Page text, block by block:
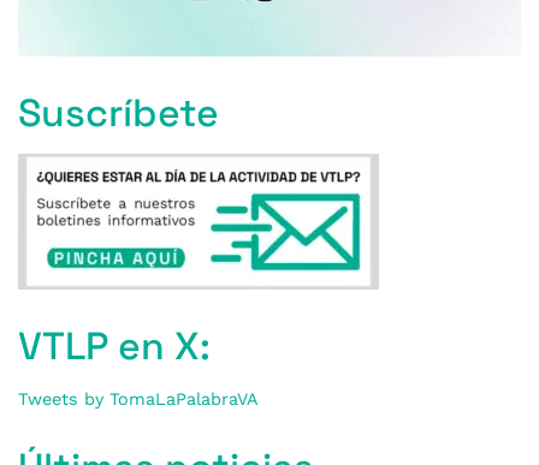
Suscríbete
VTLP en X:
Tweets by TomaLaPalabraVA